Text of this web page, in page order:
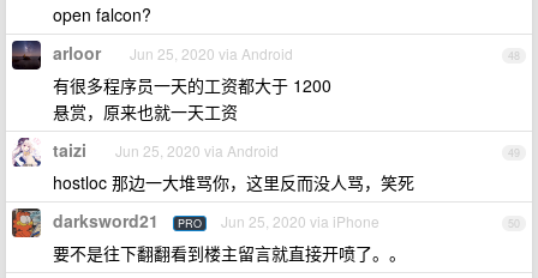
open falcon?
48
arloor Jun 25, 2020 via Android
有很多程序员一天的工资都大于 1200
悬赏，原来也就一天工资
49
taizi Jun 25, 2020 via Android
hostloc 那边一大堆骂你，这里反而没人骂，笑死
50
darksword21 PRO Jun 25, 2020 via iPhone
要不是往下翻翻看到楼主留言就直接开喷了。。